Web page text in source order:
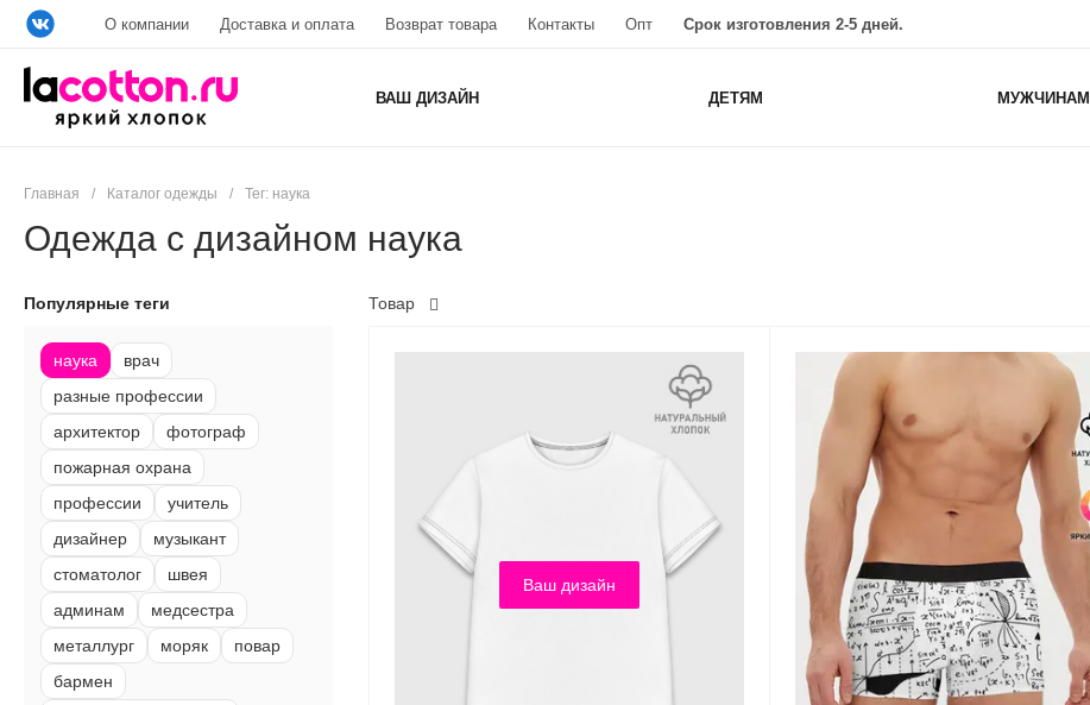
О компании Доставка и оплата Возврат товара Контакты Опт Срок изготовления 2-5 дней.
ВАШ ДИЗАЙН ДЕТЯМ МУЖЧИНАМ
Главная / Каталог одежды / Тег: наука
Одежда с дизайном наука
Популярные теги
наука
врач
разные профессии
архитектор
фотограф
пожарная охрана
профессии
учитель
дизайнер
музыкант
стоматолог
швея
админам
медсестра
металлург
моряк
повар
бармен
Товар
Ваш дизайн